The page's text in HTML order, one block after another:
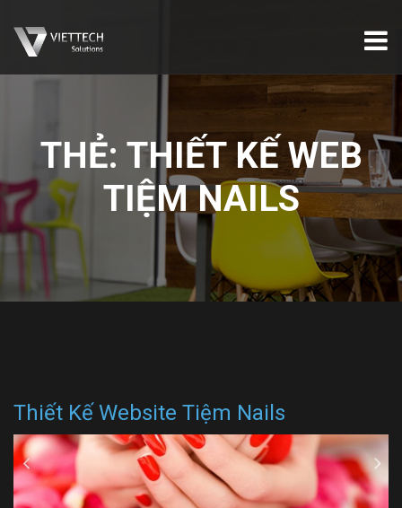
THẺ: THIẾT KẾ WEB
TIỆM NAILS
Thiết Kế Website Tiệm Nails